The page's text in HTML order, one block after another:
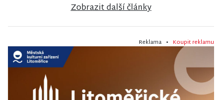
Zobrazit další články
Reklama • Koupit reklamu